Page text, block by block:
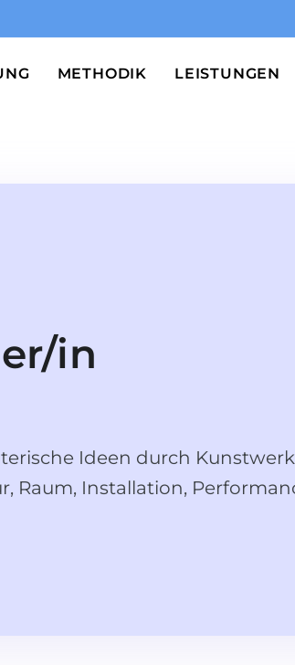
METHODIK LEISTUNGEN
in
Ideen durch
Raum, Installation,